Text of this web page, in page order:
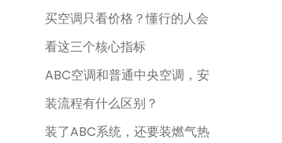
买空调只看价格？懂行的人会
看这三个核心指标
ABC空调和普通中央空调，安
装流程有什么区别？
装了ABC系统，还要装燃气热